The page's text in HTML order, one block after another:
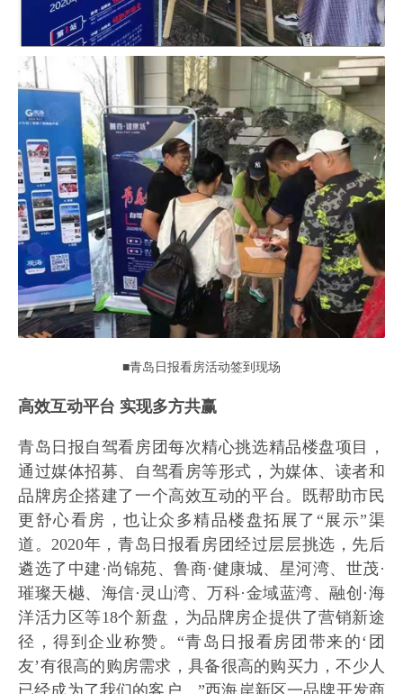
■青岛日报看房活动签到现场
高效互动平台 实现多方共赢
青岛日报自驾看房团每次精心挑选精品楼盘项目，
通过媒体招募、自驾看房等形式，为媒体、读者和
品牌房企搭建了一个高效互动的平台。既帮助市民
更舒心看房，也让众多精品楼盘拓展了“展示”渠
道。2020年，青岛日报看房团经过层层挑选，先后
遴选了中建·尚锦苑、鲁商·健康城、星河湾、世茂·
璀璨天樾、海信·灵山湾、万科·金域蓝湾、融创·海
洋活力区等18个新盘，为品牌房企提供了营销新途
径，得到企业称赞。“青岛日报看房团带来的‘团
友’有很高的购房需求，具备很高的购买力，不少人
已经成为了我们的客户。”西海岸新区一品牌开发商